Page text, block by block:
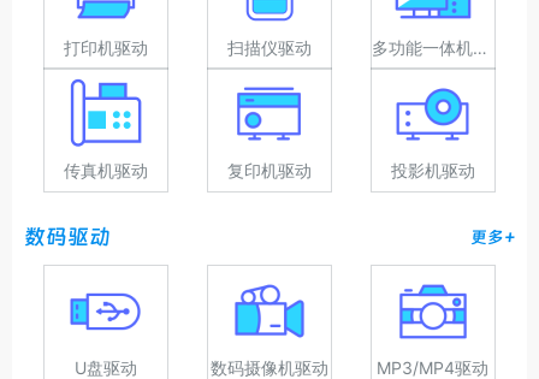
打印机驱动 扫描仪驱动 多功能一体机驱动
传真机驱动 复印机驱动 投影机驱动
数码驱动 更多+
U盘驱动 数码摄像机驱动 MP3/MP4驱动